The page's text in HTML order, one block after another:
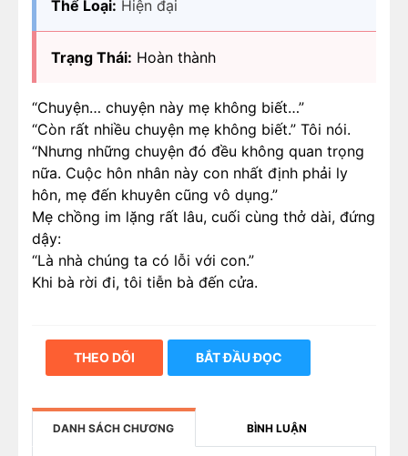
Thể Loại: Hiện đại
Trạng Thái: Hoàn thành
“Chuyện… chuyện này mẹ không biết…”
“Còn rất nhiều chuyện mẹ không biết.” Tôi nói.
“Nhưng những chuyện đó đều không quan trọng
nữa. Cuộc hôn nhân này con nhất định phải ly
hôn, mẹ đến khuyên cũng vô dụng.”
Mẹ chồng im lặng rất lâu, cuối cùng thở dài, đứng
dậy:
“Là nhà chúng ta có lỗi với con.”
Khi bà rời đi, tôi tiễn bà đến cửa.
THEO DÕI BẮT ĐẦU ĐỌC
DANH SÁCH CHƯƠNG BÌNH LUẬN